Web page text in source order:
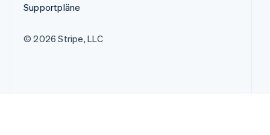
Supportpläne
© 2026 Stripe, LLC